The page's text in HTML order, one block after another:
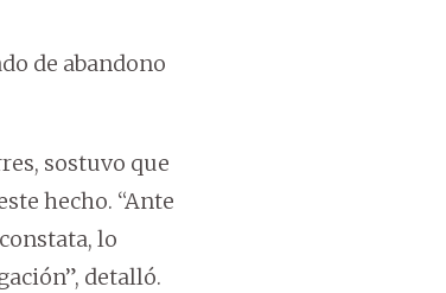
de abandono
sostuvo que
hecho. “Ante
lo
detalló.